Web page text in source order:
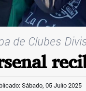
de Clubes
Sábado, 05 Julio 2025